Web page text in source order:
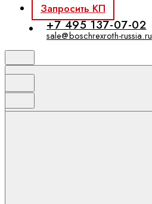
Запросить КП
+7 495 137-07-02
sale@boschrexroth-russia.ru